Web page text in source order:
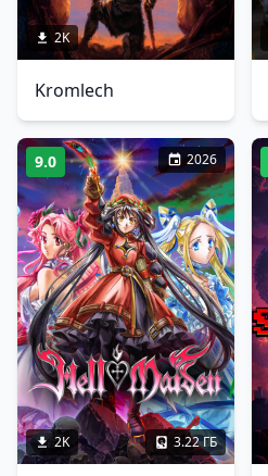
2K
Kromlech
9.0 2026
2K 3.22 ГБ